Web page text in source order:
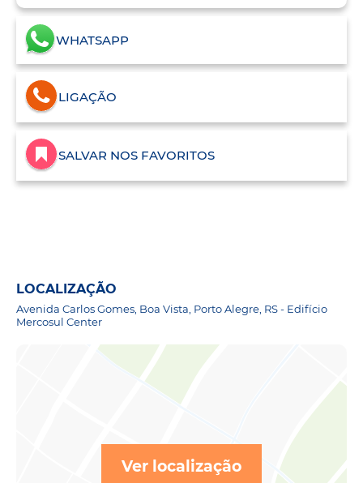
WHATSAPP
LIGAÇÃO
SALVAR NOS FAVORITOS
LOCALIZAÇÃO
Avenida Carlos Gomes, Boa Vista, Porto Alegre, RS - Edifício
Mercosul Center
Ver localização